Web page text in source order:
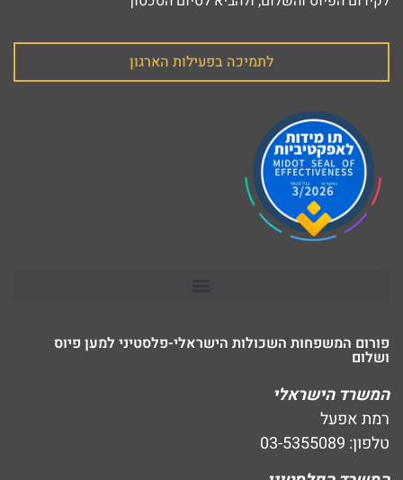
לתמיכה בפעילות הארגון
פורום המשפחות השכולות הישראלי-פלסטיני למען פיוס
ושלום
המשרד הישראלי
רמת אפעל
טלפון: 03-5355089